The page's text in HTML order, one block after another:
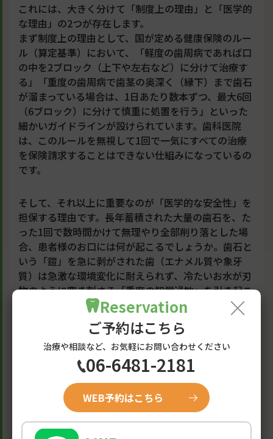
これには、大きく分けて「制度上の理由」と「医学的
な理由」の2つが存在します。
まず制度上の理由として、国が定める健康保険のルー
ル（算定基準）において、「軽度の歯周病であれば口
の中を2ブロック（上下や左右など）に分けて治療す
る」「重度の歯周病で歯茎の奥深く（縁下）まで歯石
が溜まっている場合は、1日あたり数本ずつ、最大6回
（6ブロック）に分けて慎重に処置を行う」といった
細かいガイドラインが設けられています。歯科医院
は、このルールを無視して1回で一気にすべての治療
を保険請求することはできない仕組みになっているの
です。
そして、それ以上に重要なのが「医学的な安全性」を
担保する理由です。長年蓄積された大量の歯石を、た
った1回で数時間かけて無理やり全部削り落とした場
合、患者様のお口には何が起こるでしょうか。歯石と
いう「鎧」を急に剥がされた歯（エナメル質や象牙
質）は急激な環境変化に耐えられず、冷たいお水が刃
物のように突き刺さる「重度の知覚過敏」を引き起こ
す可能性が非常に高くなります。また、炎症を起こし
て腫れ上がっている歯茎を長時間連続で触り続けるこ
とで、大量の出血を伴い、処置後に激しい痛みや発熱
を引き起こすリスク（急性症状）も跳ね上がります。
患者様のお体への負担を最小限に抑え、歯茎の回復状
安全に治療を進めていくためにも、「複数回に分けて
丁寧に処置を行う」というプロセスは、医療として非
常に理にかなった安全策なのです。
×
Reservation
ご予約はこちら
治療や相談など、お気軽にお問い合わせください
06-6481-2181
WEB予約はこちら